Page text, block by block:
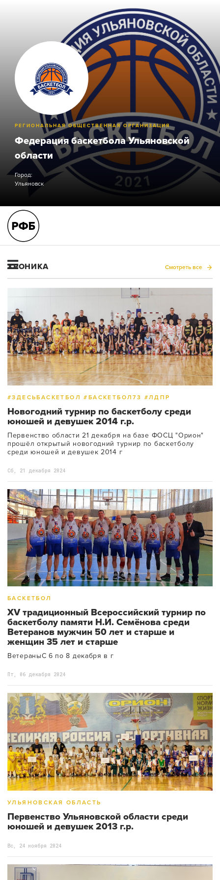
РЕГИОНАЛЬНАЯ ОБЩЕСТВЕННАЯ ОРГАНИЗАЦИЯ
Федерация баскетбола Ульяновской
области
Город:
Ульяновск
ХРОНИКА Смотреть все
#ЗДЕСЬБАСКЕТБОЛ #БАСКЕТБОЛ73 #ЛДПР
Новогодний турнир по баскетболу среди
юношей и девушек 2014 г.р.
Первенство области 21 декабря на базе ФОСЦ "Орион"
прошёл открытый новогодний турнир по баскетболу
среди юношей и девушек 2014 г
Сб, 21 декабря 2024
БАСКЕТБОЛ
XV традиционный Всероссийский турнир по
баскетболу памяти Н.И. Семёнова среди
Ветеранов мужчин 50 лет и старше и
женщин 35 лет и старше
ВетераныС 6 по 8 декабря в г
Пт, 06 декабря 2024
УЛЬЯНОВСКАЯ ОБЛАСТЬ
Первенство Ульяновской области среди
юношей и девушек 2013 г.р.
Вс, 24 ноября 2024